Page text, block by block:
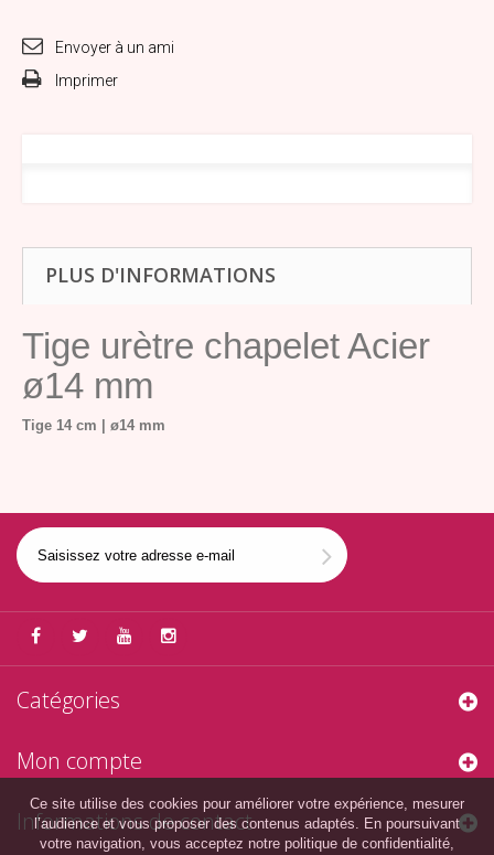
Envoyer à un ami
Imprimer
PLUS D'INFORMATIONS
Tige urètre chapelet Acier
ø14 mm
Tige 14 cm | ø14 mm
Catégories
Mon compte
Informations de contact
Ce site utilise des cookies pour améliorer votre expérience, mesurer
l’audience et vous proposer des contenus adaptés. En poursuivant
votre navigation, vous acceptez notre politique de confidentialité,